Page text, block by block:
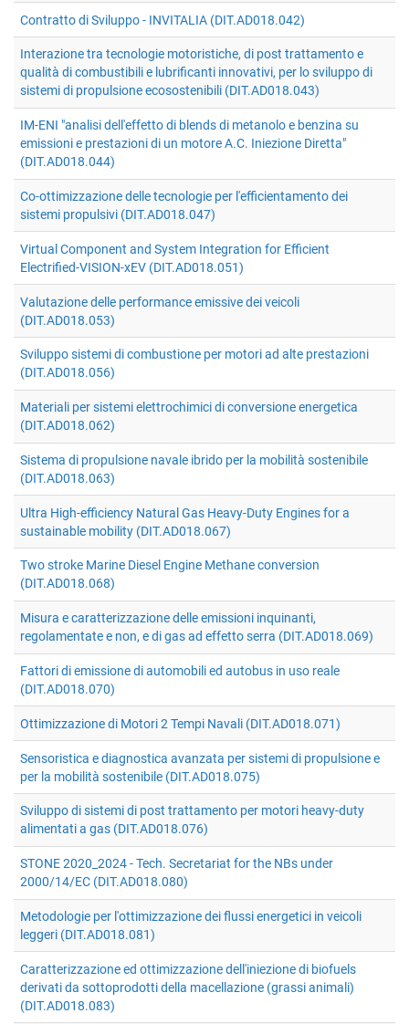
Contratto di Sviluppo - INVITALIA (DIT.AD018.042)
Interazione tra tecnologie motoristiche, di post trattamento e
qualità di combustibili e lubrificanti innovativi, per lo sviluppo di
sistemi di propulsione ecosostenibili (DIT.AD018.043)
IM-ENI "analisi dell'effetto di blends di metanolo e benzina su
emissioni e prestazioni di un motore A.C. Iniezione Diretta"
(DIT.AD018.044)
Co-ottimizzazione delle tecnologie per l'efficientamento dei
sistemi propulsivi (DIT.AD018.047)
Virtual Component and System Integration for Efficient
Electrified-VISION-xEV (DIT.AD018.051)
Valutazione delle performance emissive dei veicoli
(DIT.AD018.053)
Sviluppo sistemi di combustione per motori ad alte prestazioni
(DIT.AD018.056)
Materiali per sistemi elettrochimici di conversione energetica
(DIT.AD018.062)
Sistema di propulsione navale ibrido per la mobilità sostenibile
(DIT.AD018.063)
Ultra High-efficiency Natural Gas Heavy-Duty Engines for a
sustainable mobility (DIT.AD018.067)
Two stroke Marine Diesel Engine Methane conversion
(DIT.AD018.068)
Misura e caratterizzazione delle emissioni inquinanti,
regolamentate e non, e di gas ad effetto serra (DIT.AD018.069)
Fattori di emissione di automobili ed autobus in uso reale
(DIT.AD018.070)
Ottimizzazione di Motori 2 Tempi Navali (DIT.AD018.071)
Sensoristica e diagnostica avanzata per sistemi di propulsione e
per la mobilità sostenibile (DIT.AD018.075)
Sviluppo di sistemi di post trattamento per motori heavy-duty
alimentati a gas (DIT.AD018.076)
STONE 2020_2024 - Tech. Secretariat for the NBs under
2000/14/EC (DIT.AD018.080)
Metodologie per l'ottimizzazione dei flussi energetici in veicoli
leggeri (DIT.AD018.081)
Caratterizzazione ed ottimizzazione dell'iniezione di biofuels
derivati da sottoprodotti della macellazione (grassi animali)
(DIT.AD018.083)